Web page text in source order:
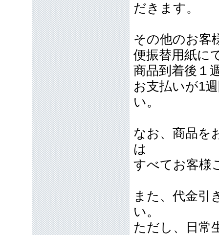
だきます。
その他のお客
便振替用紙に
商品到着後１
お支払いが1
い。
なお、商品を
は
すべてお客様
また、代金引
い。
ただし、日常